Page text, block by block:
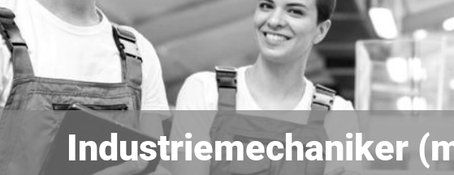
Industriemechaniker